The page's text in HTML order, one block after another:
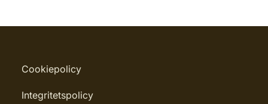
Cookiepolicy
Integritetspolicy